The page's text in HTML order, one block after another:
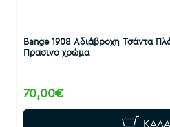
Bange 1908 Αδιάβροχη Τσάντα
Πρασινο χρώμα
70,00€